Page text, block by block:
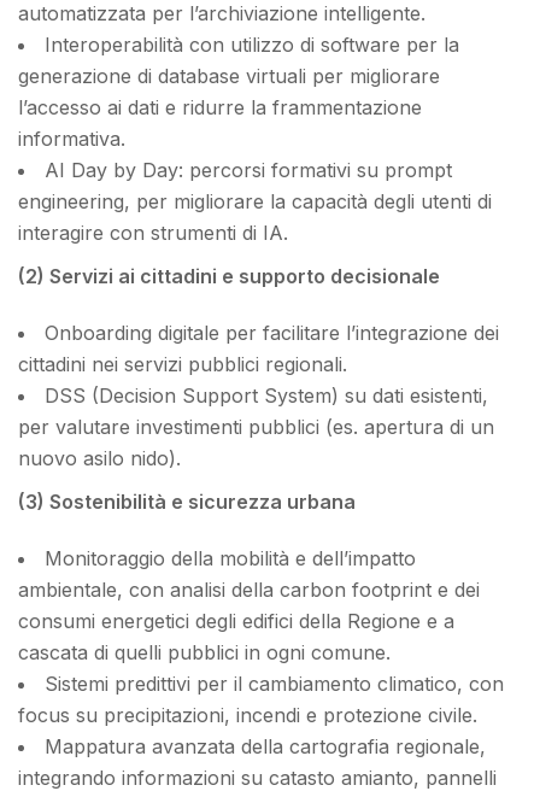
automatizzata per l’archiviazione intelligente.
Interoperabilità con utilizzo di software per la
generazione di database virtuali per migliorare
l’accesso ai dati e ridurre la frammentazione
informativa.
AI Day by Day: percorsi formativi su prompt
engineering, per migliorare la capacità degli utenti di
interagire con strumenti di IA.
(2) Servizi ai cittadini e supporto decisionale
Onboarding digitale per facilitare l’integrazione dei
cittadini nei servizi pubblici regionali.
DSS (Decision Support System) su dati esistenti,
per valutare investimenti pubblici (es. apertura di un
nuovo asilo nido).
(3) Sostenibilità e sicurezza urbana
Monitoraggio della mobilità e dell’impatto
ambientale, con analisi della carbon footprint e dei
consumi energetici degli edifici della Regione e a
cascata di quelli pubblici in ogni comune.
Sistemi predittivi per il cambiamento climatico, con
focus su precipitazioni, incendi e protezione civile.
Mappatura avanzata della cartografia regionale,
integrando informazioni su catasto amianto, pannelli